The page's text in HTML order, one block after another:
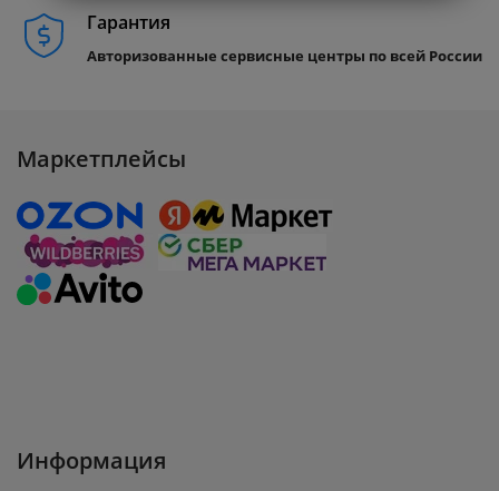
Гарантия
Авторизованные сервисные центры по всей России
Маркетплейсы
Информация